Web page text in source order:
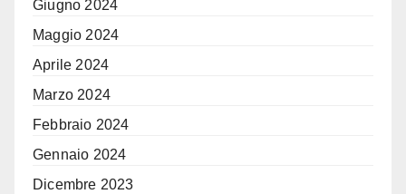
Giugno 2024
Maggio 2024
Aprile 2024
Marzo 2024
Febbraio 2024
Gennaio 2024
Dicembre 2023